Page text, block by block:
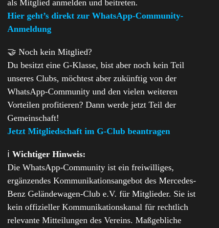
als Mitglied anmelden und beitreten.
Hier geht’s direkt zur WhatsApp-Community-
Anmeldung
🤝 Noch kein Mitglied?
Du besitzt eine G-Klasse, bist aber noch kein Teil
unseres Clubs, möchtest aber zukünftig von der
WhatsApp-Community und den vielen weiteren
Vorteilen profitieren? Dann werde jetzt Teil der
Gemeinschaft!
Jetzt Mitgliedschaft im G-Club beantragen
ℹ️ Wichtiger Hinweis:
Die WhatsApp-Community ist ein freiwilliges,
ergänzendes Kommunikationsangebot des Mercedes-
Benz Geländewagen-Club e.V. für Mitglieder. Sie ist
kein offizieller Kommunikationskanal für rechtlich
relevante Mitteilungen des Vereins. Maßgebliche